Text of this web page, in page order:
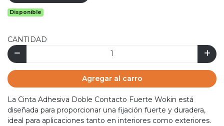
Disponible
CANTIDAD
Agregar al carro
La Cinta Adhesiva Doble Contacto Fuerte Wokin está
diseñada para proporcionar una fijación fuerte y duradera,
ideal para aplicaciones tanto en interiores como exteriores.